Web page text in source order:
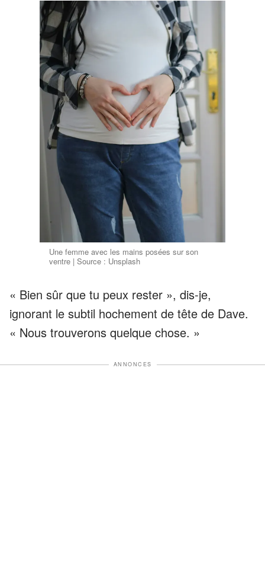
Une femme avec les mains posées sur son
ventre | Source : Unsplash
« Bien sûr que tu peux rester », dis-je,
ignorant le subtil hochement de tête de Dave.
« Nous trouverons quelque chose. »
ANNONCES